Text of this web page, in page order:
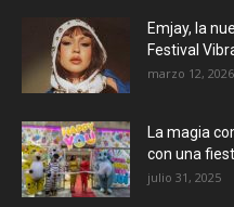
Emjay, la
Festival
marzo 12, 2026
La magia
con una
julio 31, 2025